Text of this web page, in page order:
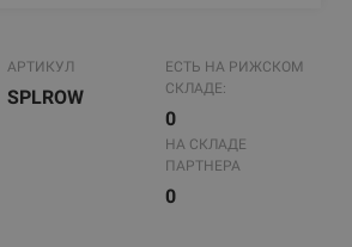
АРТИКУЛ
SPLROW
ЕСТЬ НА РИЖСКОМ
СКЛАДЕ:
0
НА СКЛАДЕ
ПАРТНЕРА
0